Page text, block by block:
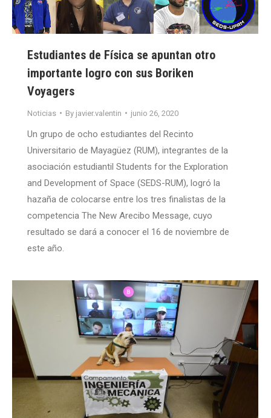
Estudiantes de Física se apuntan otro
importante logro con sus Boriken
Voyagers
Noticias By javier.valentin junio 26, 2020
Un grupo de ocho estudiantes del Recinto
Universitario de Mayagüez (RUM), integrantes de la
asociación estudiantil Students for the Exploration
and Development of Space (SEDS-RUM), logró la
hazaña de colocarse entre los tres finalistas de la
competencia The New Arecibo Message, cuyo
resultado se dará a conocer el 16 de noviembre de
este año.